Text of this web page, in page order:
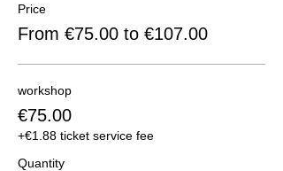
Price
From €75.00 to €107.00
workshop
€75.00
+€1.88 ticket service fee
Quantity